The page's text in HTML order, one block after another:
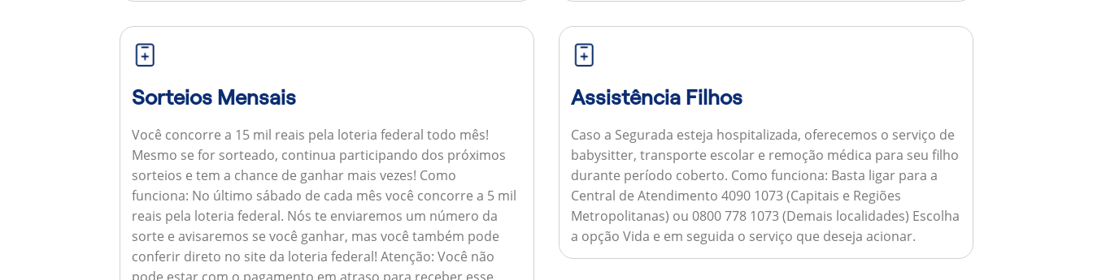
Sorteios Mensais
Você concorre a 15 mil reais pela loteria federal todo mês!
Mesmo se for sorteado, continua participando dos próximos
sorteios e tem a chance de ganhar mais vezes! Como
funciona: No último sábado de cada mês você concorre a 5 mil
reais pela loteria federal. Nós te enviaremos um número da
sorte e avisaremos se você ganhar, mas você também pode
conferir direto no site da loteria federal!Atenção: Você não
Assistência Filhos
Caso a Segurada esteja hospitalizada, oferecemos o serviço de
babysitter, transporte escolar e remoção médica para seu filho
durante período coberto. Como funciona: Basta ligar para a
Central de Atendimento 4090 1073 (Capitais e Regiões
Metropolitanas) ou 0800 778 1073 (Demais localidades) Escolha
a opção Vida e em seguida o serviço que deseja acionar.